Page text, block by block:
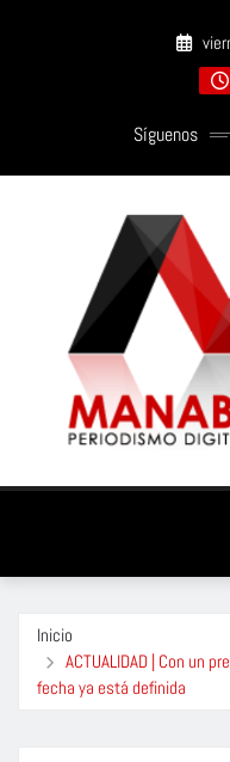
Síguenos
Inicio
ACTUALIDAD | Con un
fecha ya está definida